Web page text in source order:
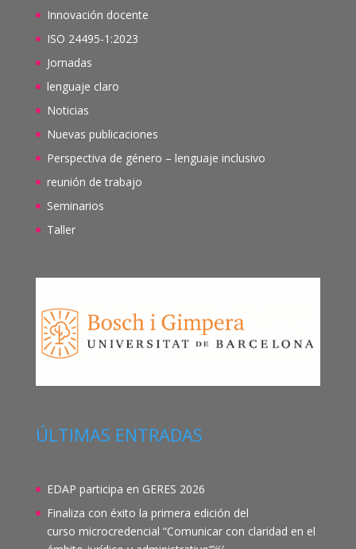
Innovación docente
ISO 24495-1:2023
Jornadas
lenguaje claro
Noticias
Nuevas publicaciones
Perspectiva de género – lenguaje inclusivo
reunión de trabajo
Seminarios
Taller
ÚLTIMAS ENTRADAS
EDAP participa en GERES 2026
Finaliza con éxito la primera edición del
curso microcredencial “Comunicar con claridad en el